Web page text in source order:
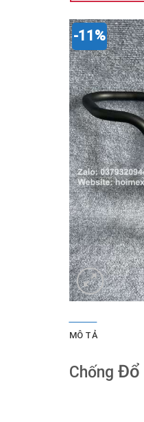
-11%
MÔ TẢ
Chống Đổ